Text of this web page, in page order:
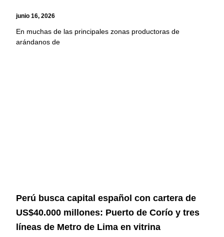
junio 16, 2026
En muchas de las principales zonas productoras de
arándanos de
Perú busca capital español con cartera de
US$40.000 millones: Puerto de Corío y tres
líneas de Metro de Lima en vitrina